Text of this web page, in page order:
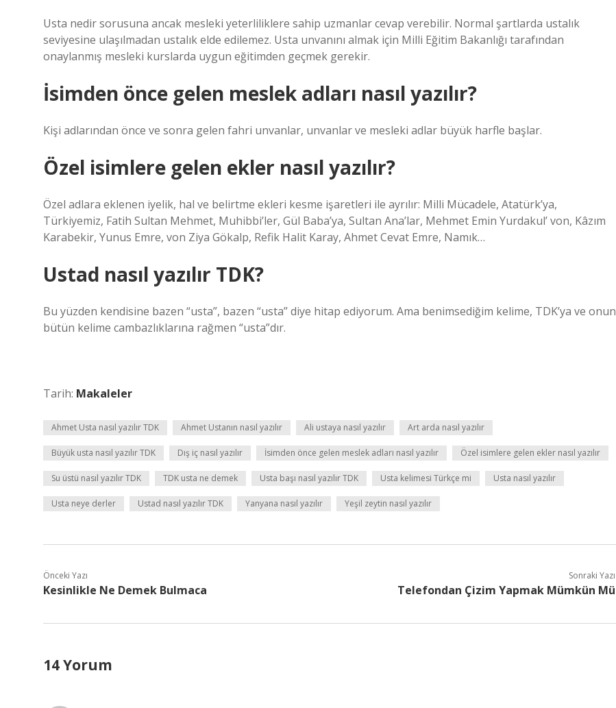
Usta nedir sorusuna ancak mesleki yeterliliklere sahip uzmanlar cevap verebilir. Normal şartlarda ustalık
seviyesine ulaşılmadan ustalık elde edilemez. Usta unvanını almak için Milli Eğitim Bakanlığı tarafından
onaylanmış mesleki kurslarda uygun eğitimden geçmek gerekir.
İsimden önce gelen meslek adları nasıl yazılır?
Kişi adlarından önce ve sonra gelen fahri unvanlar, unvanlar ve mesleki adlar büyük harfle başlar.
Özel isimlere gelen ekler nasıl yazılır?
Özel adlara eklenen iyelik, hal ve belirtme ekleri kesme işaretleri ile ayrılır: Milli Mücadele, Atatürk’ya,
Türkiyemiz, Fatih Sultan Mehmet, Muhibbi’ler, Gül Baba’ya, Sultan Ana’lar, Mehmet Emin Yurdakul’ von, Kâzım
Karabekir, Yunus Emre, von Ziya Gökalp, Refik Halit Karay, Ahmet Cevat Emre, Namık…
Ustad nasıl yazılır TDK?
Bu yüzden kendisine bazen “usta”, bazen “usta” diye hitap ediyorum. Ama benimsediğim kelime, TDK’ya ve onun
bütün kelime cambazlıklarına rağmen “usta”dır.
Tarih: Makaleler
Ahmet Usta nasıl yazılır TDK Ahmet Ustanın nasıl yazılır Ali ustaya nasıl yazılır Art arda nasıl yazılır
Büyük usta nasıl yazılır TDK Dış iç nasıl yazılır İsimden önce gelen meslek adları nasıl yazılır Özel isimlere gelen ekler nasıl yazılır
Su üstü nasıl yazılır TDK TDK usta ne demek Usta başı nasıl yazılır TDK Usta kelimesi Türkçe mi Usta nasıl yazılır
Usta neye derler Ustad nasıl yazılır TDK Yanyana nasıl yazılır Yeşil zeytin nasıl yazılır
Önceki Yazı
Kesinlikle Ne Demek Bulmaca
Sonraki Yazı
Telefondan Çizim Yapmak Mümkün Mü
14 Yorum